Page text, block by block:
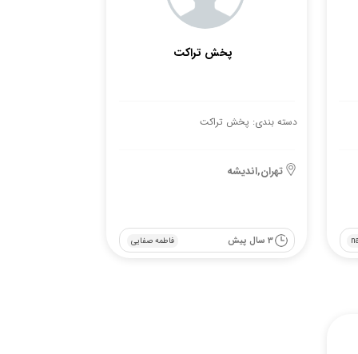
پخش تراکت
دسته بندی: پخش تراکت
تهران,اندیشه
فاطمه صفایی 3 سال پیش